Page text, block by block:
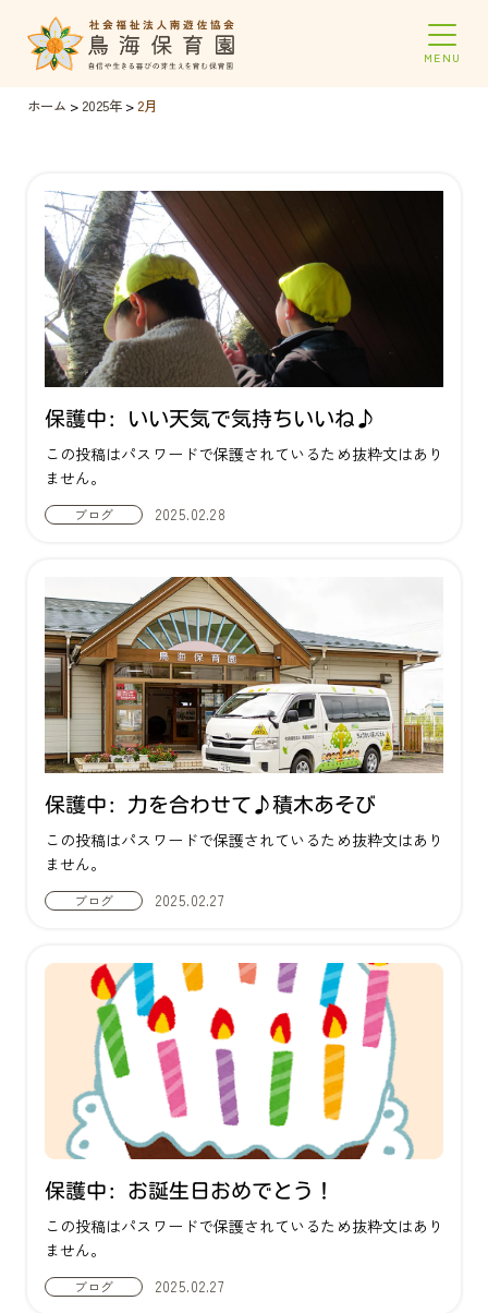
ホーム > 2025年 >2月
保護中: いい天気で気持ちいいね♪
ブログ 2025.02.28
この投稿はパスワードで保護されているため抜粋文はあり
ません。
保護中: 力を合わせて♪積木あそび
ブログ 2025.02.27
この投稿はパスワードで保護されているため抜粋文はあり
ません。
保護中: お誕生日おめでとう！
ブログ 2025.02.27
この投稿はパスワードで保護されているため抜粋文はあり
ません。